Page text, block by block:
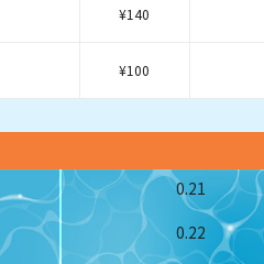
¥140
¥100
0.21
0.22